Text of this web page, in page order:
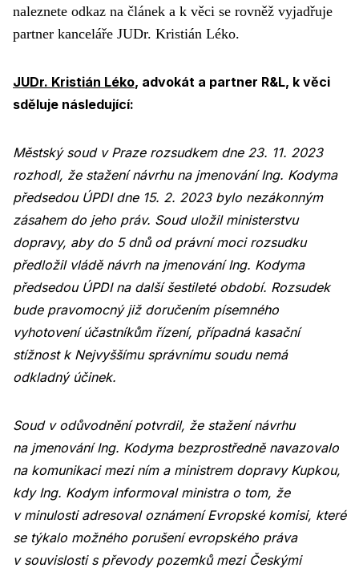
naleznete odkaz na článek a k věci se rovněž vyjadřuje
partner kanceláře JUDr. Kristián Léko.
JUDr. Kristián Léko, advokát a partner R&L, k věci
sděluje následující:
Městský soud v Praze rozsudkem dne 23. 11. 2023
rozhodl, že stažení návrhu na jmenování Ing. Kodyma
předsedou ÚPDI dne 15. 2. 2023 bylo nezákonným
zásahem do jeho práv. Soud uložil ministerstvu
dopravy, aby do 5 dnů od právní moci rozsudku
předložil vládě návrh na jmenování Ing. Kodyma
předsedou ÚPDI na další šestileté období. Rozsudek
bude pravomocný již doručením písemného
vyhotovení účastníkům řízení, případná kasační
stížnost k Nejvyššímu správnímu soudu nemá
odkladný účinek.
Soud v odůvodnění potvrdil, že stažení návrhu
na jmenování Ing. Kodyma bezprostředně navazovalo
na komunikaci mezi ním a ministrem dopravy Kupkou,
kdy Ing. Kodym informoval ministra o tom, že
v minulosti adresoval oznámení Evropské komisi, které
se týkalo možného porušení evropského práva
v souvislosti s převody pozemků mezi Českými